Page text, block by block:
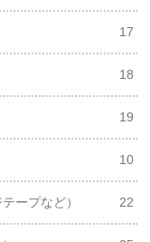
17
18
19
10
ープなど） 22